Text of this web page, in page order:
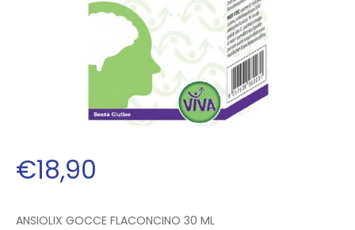
€18,90
ANSIOLIX GOCCE FLACONCINO 30 ML